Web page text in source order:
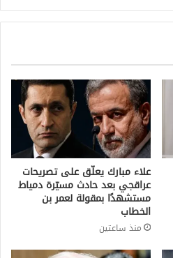
علاء مبارك يعلّق على تصريحات
عراقجي بعد حادث مسيّرة دمياط
مستشهدًا بمقولة لعمر بن
الخطاب
منذ ساعتين